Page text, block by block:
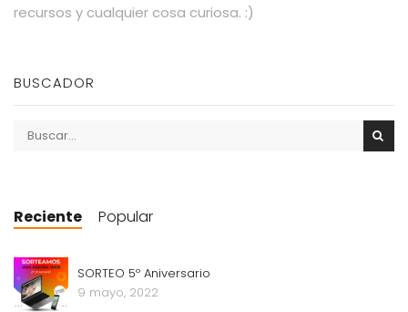
recursos y cualquier cosa curiosa. :)
BUSCADOR
Reciente Popular
SORTEO 5º Aniversario
9 mayo, 2022